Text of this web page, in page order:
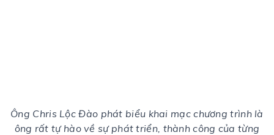
Ông Chris Lộc Đào phát biểu khai mạc chương trình là
ông rất tự hào về sự phát triển, thành công của từng